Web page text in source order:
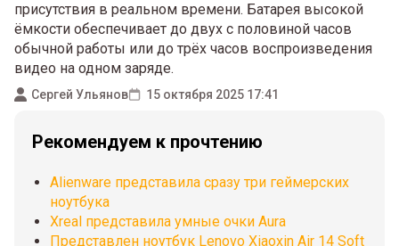
присутствия в реальном времени. Батарея высокой
ёмкости обеспечивает до двух с половиной часов
обычной работы или до трёх часов воспроизведения
видео на одном заряде.
Сергей Ульянов 15 октября 2025 17:41
Рекомендуем к прочтению
Alienware представила сразу три геймерских
ноутбука
Xreal представила умные очки Aura
Представлен ноутбук Lenovo Xiaoxin Air 14 Soft